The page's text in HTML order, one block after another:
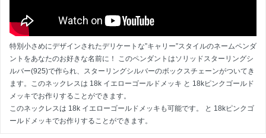
特別小さめにデザインされたデリケートな”キャリー”スタイルのネームペンダ
ントをあなたのお好きな名前に！ このペンダントはソリッドスターリングシ
ルバー(925)で作られ、スターリングシルバーのボックスチェーンがついてき
ます。このネックレスは 18k イエローゴールドメッキ と 18kピンクゴールド
メッキでお作りすることができます。
このネックレスは 18k イエローゴールドメッキも可能です。 と 18kピンクゴ
ールドメッキでお作りすることができます。